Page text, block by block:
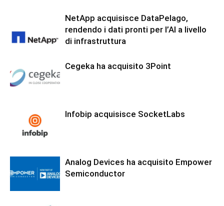
NetApp acquisisce DataPelago,
rendendo i dati pronti per l’AI a livello
di infrastruttura
Cegeka ha acquisito 3Point
Infobip acquisisce SocketLabs
Analog Devices ha acquisito Empower
Semiconductor